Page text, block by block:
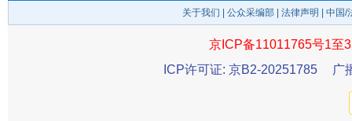
东山县通报“牛蛙产品抗生素超标问题” 法
关于我们 公众采编部 法律声明 | 中国
京ICP备11011765号1至
ICP许可证: 京B2-20251785
广